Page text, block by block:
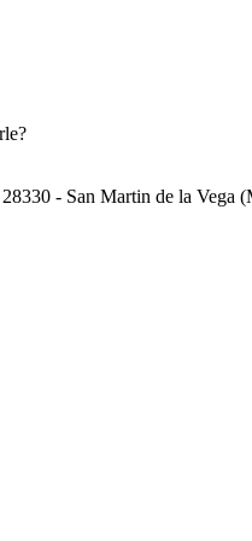
- San Martin de la Vega